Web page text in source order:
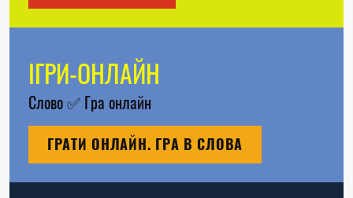
ІГРИ-ОНЛАЙН
Слово✅ Гра онлайн
ГРАТИ ОНЛАЙН. ГРА В СЛОВА